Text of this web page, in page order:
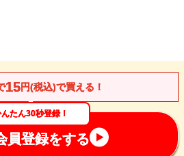
15円(税込)で買える！
たん30秒登録！
員登録をする